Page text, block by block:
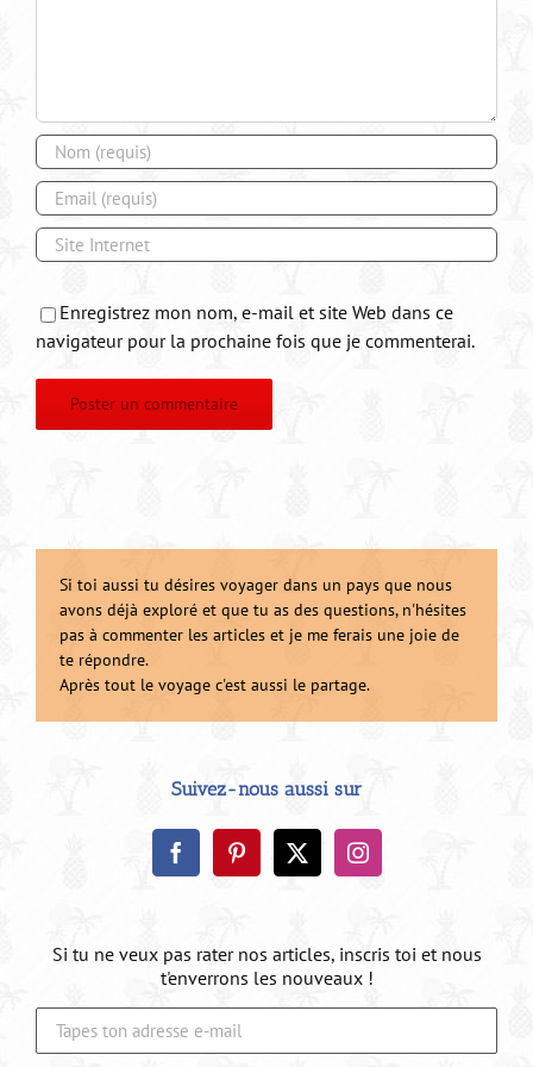
Enregistrez mon nom, e-mail et site Web dans ce
navigateur pour la prochaine fois que je commenterai.
Si toi aussi tu désires voyager dans un pays que nous
avons déjà exploré et que tu as des questions, n'hésites
pas à commenter les articles et je me ferais une joie de
te répondre.
Après tout le voyage c'est aussi le partage.
Suivez-nous aussi sur
Si tu ne veux pas rater nos articles, inscris toi et nous
t'enverrons les nouveaux !